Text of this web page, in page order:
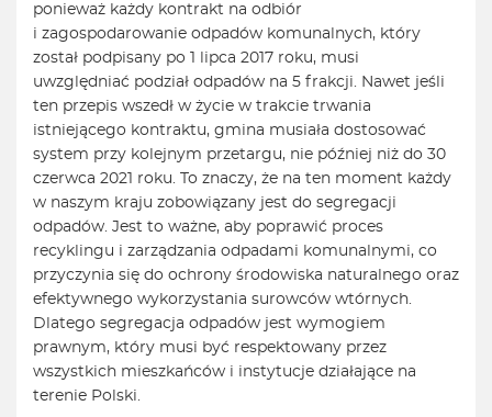
ponieważ każdy kontrakt na odbiór
i zagospodarowanie odpadów komunalnych, który
został podpisany po 1 lipca 2017 roku, musi
uwzględniać podział odpadów na 5 frakcji. Nawet jeśli
ten przepis wszedł w życie w trakcie trwania
istniejącego kontraktu, gmina musiała dostosować
system przy kolejnym przetargu, nie później niż do 30
czerwca 2021 roku. To znaczy, że na ten moment każdy
w naszym kraju zobowiązany jest do segregacji
odpadów. Jest to ważne, aby poprawić proces
recyklingu i zarządzania odpadami komunalnymi, co
przyczynia się do ochrony środowiska naturalnego oraz
efektywnego wykorzystania surowców wtórnych.
Dlatego segregacja odpadów jest wymogiem
prawnym, który musi być respektowany przez
wszystkich mieszkańców i instytucje działające na
terenie Polski.